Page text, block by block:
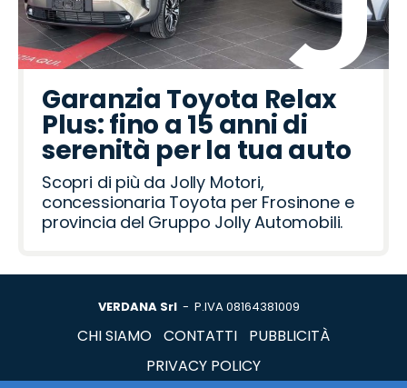
Garanzia Toyota Relax
Plus: fino a 15 anni di
serenità per la tua auto
Scopri di più da Jolly Motori,
concessionaria Toyota per Frosinone e
provincia del Gruppo Jolly Automobili.
VERDANA Srl - P.IVA 08164381009
CHI SIAMO CONTATTI
PUBBLICITÀ
PRIVACY POLICY